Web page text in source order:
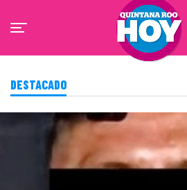
DESTACADO